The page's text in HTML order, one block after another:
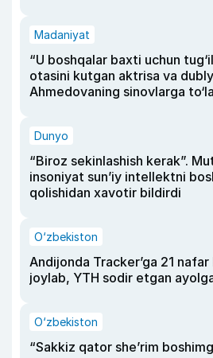
Madaniyat
“U boshqalar baxti uchun
otasini kutgan aktrisa va
Ahmedovaning sinovlarga
Dunyo
“Biroz sekinlashish kerak”.
insoniyat sun’iy intellektni
qolishidan xavotir bildirdi
O‘zbekiston
Andijonda Tracker’ga 21 nafar
joylab, YTH sodir etgan
O‘zbekiston
“Sakkiz qator she’rim